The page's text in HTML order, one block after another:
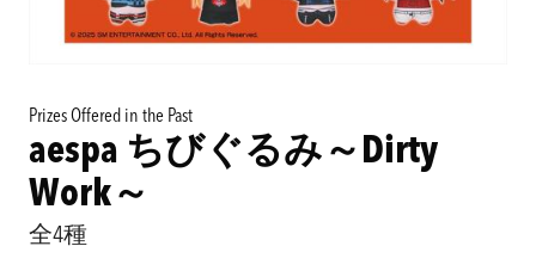
Prizes Offered in the Past
aespa ちびぐるみ～Dirty
Work～
全4種